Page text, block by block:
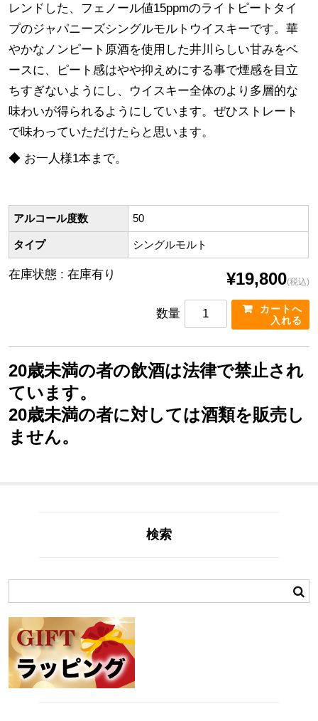
レンドした、フェノール値15ppmのライトピートタイ
プのジャパニーズシングルモルトウイスキーです。華
やかなノンピート原酒を使用した井川らしい甘みをベ
ースに、ピート感はやや抑えめにする事で煙感を目立
ちすぎないようにし、ウイスキー全体のより多層的な
味わいが得られるようにしています。ぜひストレート
で味わっていただけたらと思います。
◆ お一人様1本まで。
アルコール度数 50
タイプ シングルモルト
在庫状態 : 在庫有り ¥19,800(税込)
数量
20歳未満の者の飲酒は法律で禁止され
ています。
20歳未満の者に対しては酒類を販売し
ません。
検索